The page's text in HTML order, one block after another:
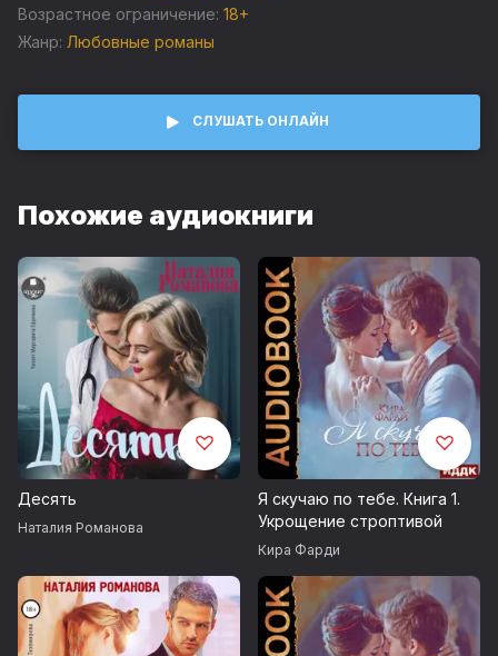
(С) Наталия Романова
Возрастное ограничение: 18+
Жанр: Любовные романы
СЛУШАТЬ ОНЛАЙН
Похожие аудиокниги
Десять
Наталия Романова
Я скучаю по тебе. Книга 1.
Укрощение строптивой
Кира Фарди